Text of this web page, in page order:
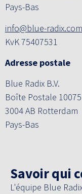
Pays-Bas
info@blue-radix.com
KvK 75407531
Adresse postale
Blue Radix B.V.
Boîte Postale 10075
3004 AB Rotterdam
Pays-Bas
Savoir qui
L'équipe Blue